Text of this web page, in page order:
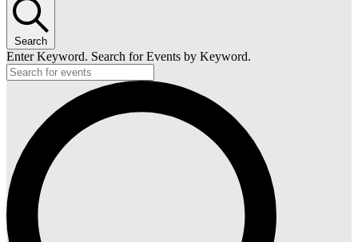
Search
Enter Keyword. Search for Events by Keyword.